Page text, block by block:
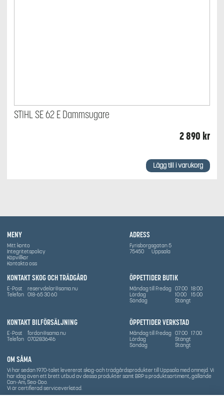
STIHL SE 62 E Dammsugare
2 890 kr
Lägg till i varukorg
MENY
Mitt konto
Integritetspolicy
Köpvillkor
Kontakta oss
ÖPPETTIDER BUTIK
Måndag till Fredag 07:00 18:00
Lördag
10:00
15:00
Söndag
Stängt
ÖPPETTIDER VERKSTAD
Måndag till Fredag 07:00 17:00
Lördag
Stängt
Söndag
Stängt
ADRESS
Fyrisborgsgatan 5
75450
Uppsala
KONTAKT SKOG OCH TRÄDGÅRD
E-Post
reservdelar@sama.nu
Telefon 018-65 30 60
KONTAKT BILFÖRSÄLJNING
E-Post
fordon@sama.nu
Telefon 0702836416
OM SÅMA
Vi har sedan 1970-talet levererat skog-och trädgårdsprodukter till Uppsala med omnejd. Vi
har idag även ett brett utbud av dessa produkter samt BRP:s produktsortiment, gällande
Can-Am, Sea-Doo.
Vi är certifierad serviceverkstad.